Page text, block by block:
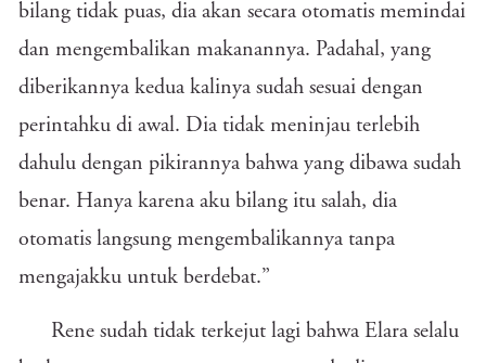
bilang tidak puas, dia akan secara otomatis memindai
dan mengembalikan makanannya. Padahal, yang
diberikannya kedua kalinya sudah sesuai dengan
perintahku di awal. Dia tidak meninjau terlebih
dahulu dengan pikirannya bahwa yang dibawa sudah
benar. Hanya karena aku bilang itu salah, dia
otomatis langsung mengembalikannya tanpa
mengajakku untuk berdebat.”
Rene sudah tidak terkejut lagi bahwa Elara selalu